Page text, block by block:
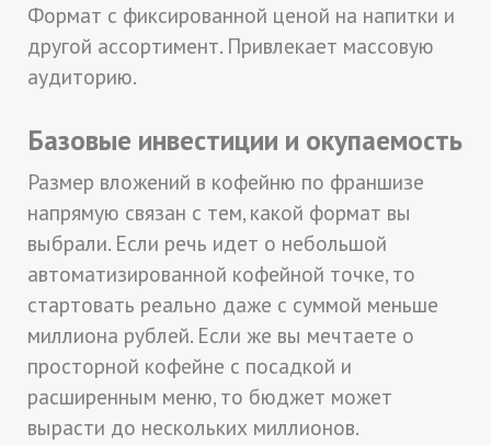
Формат с фиксированной ценой на напитки и
другой ассортимент. Привлекает массовую
аудиторию.
Базовые инвестиции и окупаемость
Размер вложений в кофейню по франшизе
напрямую связан с тем, какой формат вы
выбрали. Если речь идет о небольшой
автоматизированной кофейной точке, то
стартовать реально даже с суммой меньше
миллиона рублей. Если же вы мечтаете о
просторной кофейне с посадкой и
расширенным меню, то бюджет может
вырасти до нескольких миллионов.